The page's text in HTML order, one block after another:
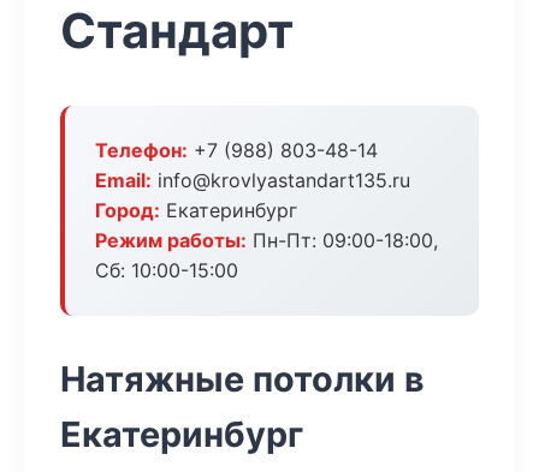
Стандарт
Телефон: +7 (988) 803-48-14
Email: info@krovlyastandart135.ru
Город: Екатеринбург
Режим работы: Пн-Пт: 09:00-18:00,
Сб: 10:00-15:00
Натяжные потолки в
Екатеринбург